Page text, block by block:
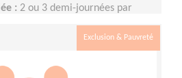
: 2 ou 3 demi-journées par
Exclusion & Pauvreté